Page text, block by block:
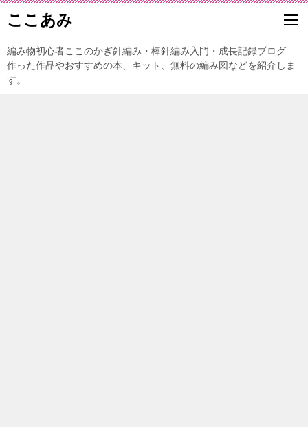
ここあみ
編み物初心者ここのかぎ針編み・棒針編み入門・成長記録ブログ
作った作品やおすすめの本、キット、無料の編み図などを紹介しま
す。